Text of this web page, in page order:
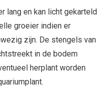
lang en kan licht gekarteld
groeier indien er
zijn. De stengels van
in de bodem
herplant worden